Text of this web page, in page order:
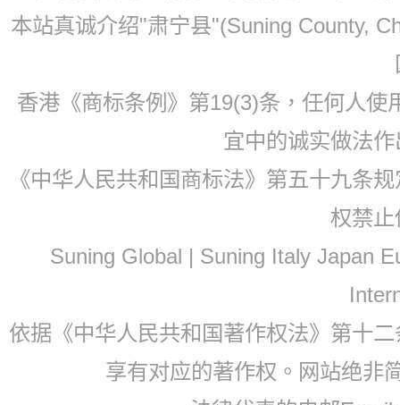
本站真诚介绍"肃宁县"(Suning County,
香港《商标条例》第19(3)条，任何人
宜中的诚实做法
《中华人民共和国商标法》第五十九条
权禁
Suning Global | Suning Italy Japan
依据《中华人民共和国著作权法》第十
享有对应的著作权。网站绝非